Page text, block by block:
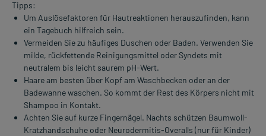
Tipps:
Um Auslösefaktoren für Hautreaktionen herauszufinden, kann
ein Tagebuch hilfreich sein.
Vermeiden Sie zu häufiges Duschen oder Baden. Verwenden Sie
milde, rückfettende Reinigungsmittel oder Syndets mit
neutralem bis leicht saurem pH-Wert.
Haare am besten über Kopf am Waschbecken oder an der
Badewanne waschen. So kommt der Rest des Körpers nicht mit
Shampoo in Kontakt.
Achten Sie auf kurze Fingernägel. Nachts schützen Baumwoll-
Kratzhandschuhe oder Neurodermitis-Overalls (nur für Kinder)